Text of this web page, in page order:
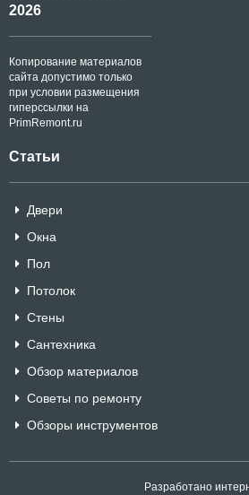
2026
Копирование материалов
сайта допустимо только
при условии размещения
гиперссылки на
PrimRemont.ru
Статьи
Двери
Окна
Пол
Потолок
Стены
Сантехника
Обзор материалов
Советы по ремонту
Обзоры инструментов
Разработано